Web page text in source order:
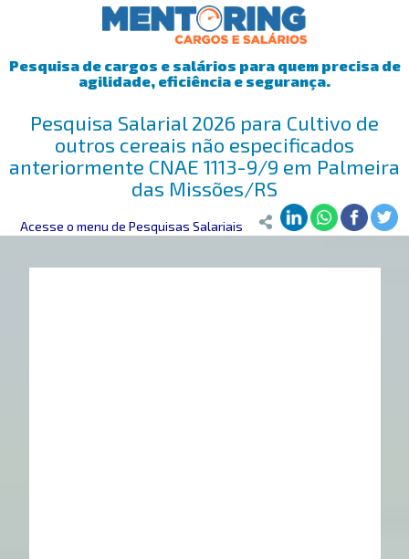
Pesquisa de cargos e salários para quem precisa de
agilidade, eficiência e segurança.
Pesquisa Salarial 2026 para Cultivo de
outros cereais não especificados
anteriormente CNAE 1113-9/9 em Palmeira
das Missões/RS
Mentoring>Pesquisa Salarial>Palmeira das Missões/RS>
Acesse o menu de Pesquisas Salariais